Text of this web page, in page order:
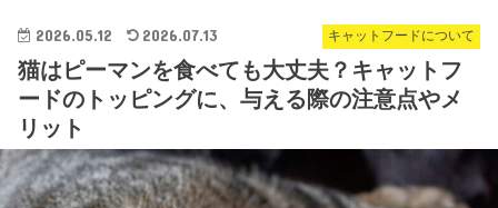
キャットフードについて
2026.05.12 2026.07.13
猫はピーマンを食べても大丈夫？キャットフ
ードのトッピングに、与える際の注意点やメ
リット